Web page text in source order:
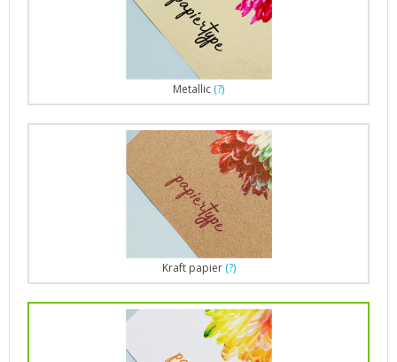
Metallic (?)
Kraft papier (?)